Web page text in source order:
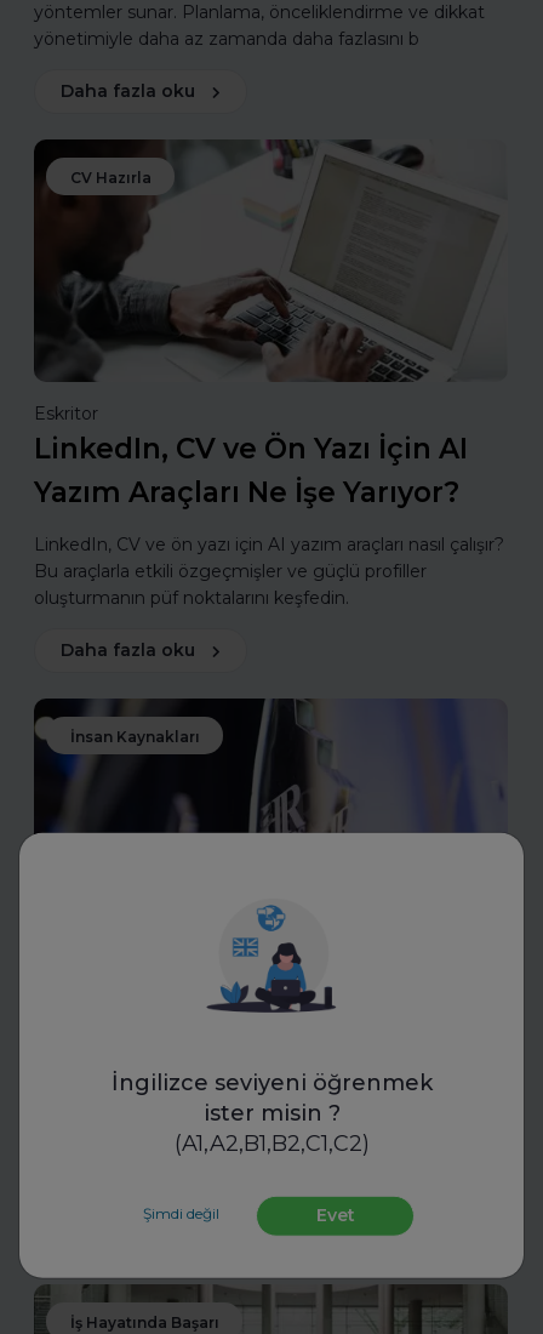
İngilizce seviyeni öğrenmek
ister misin ?
(A1,A2,B1,B2,C1,C2)
Şimdi değil Evet
yöntemler sunar. Planlama, önceliklendirme ve dikkat
yönetimiyle daha az zamanda daha fazlasını b
Daha fazla oku
CV Hazırla
Eskritor
LinkedIn, CV ve Ön Yazı İçin AI
Yazım Araçları Ne İşe Yarıyor?
LinkedIn, CV ve ön yazı için AI yazım araçları nasıl çalışır?
Bu araçlarla etkili özgeçmişler ve güçlü profiller
oluşturmanın püf noktalarını keşfedin.
Daha fazla oku
İnsan Kaynakları
İnsan Kaynakları Ödülleri 2025-
İnsan Kaynakları Ödülleri, şirketiniz için bir tanıtım fırsatı
olabilir. En iyi uygulamalarınızı tanıtarak sektördeki öncü
konumunuzu güçlendirin ve değerli başarılarınızı
İş Hayatında Başarı